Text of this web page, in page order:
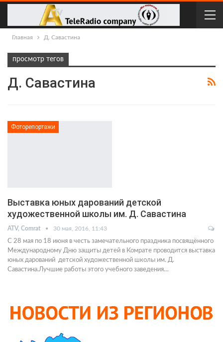
Главная Д. Савастина
просмотр тегов
Д. Савастина
Фоторепортажи
Выставка юных дарований детской
художественной школы им. Д. Савастина
ATV, Comrat 30 мая, 2016, 11:43
С 28 мая по 18 июня в честь замечательного праздника посвящённого
Международному Дню защиты детей в Комрате проводится выставка
юных дарований детской художественной школы им. Д.
Савастина.Лучшие работы этого учебного заведения…